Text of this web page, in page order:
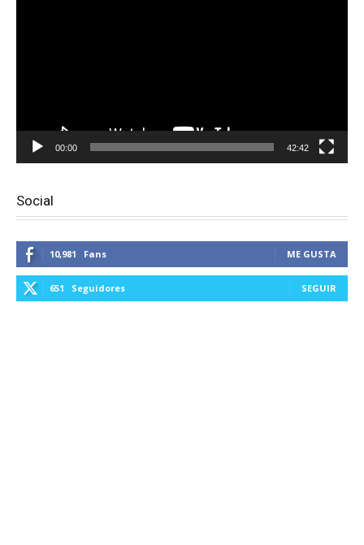
00:00 42:42
Social
10,981 Fans ME GUSTA
651 Seguidores SEGUIR